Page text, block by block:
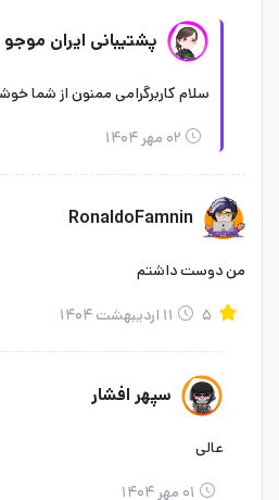
نکات مهم خرید جم بازی های
قیمت) را خرید کنید و در زمان تکمیل
تکمیلی یادداشت سفارش ذکر کنید که
دقت کنید که مبلغ ها به تومان هستند؛
درصورت خرید امکان لغو سفارش وجود
تایید سفارش و پرداخت وجه
توجه بفرمایید که این محصول
پشتیبانی ایران موجو
سلام کاربرگرامی ممنون از شما
۰۲ مهر ۱۴۰۴
RonaldoFamnin
من دوست داشتم
۱۱ اردیبهشت ۱۴۰۴
سپهر افشار
عالی
۰۱ مهر ۱۴۰۴